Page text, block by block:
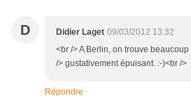
D Didier Laget 09/03/2012 13:32
<br /> A Berlin, on trouve
/> gustativement épuisant. :-)<br />
Répondre